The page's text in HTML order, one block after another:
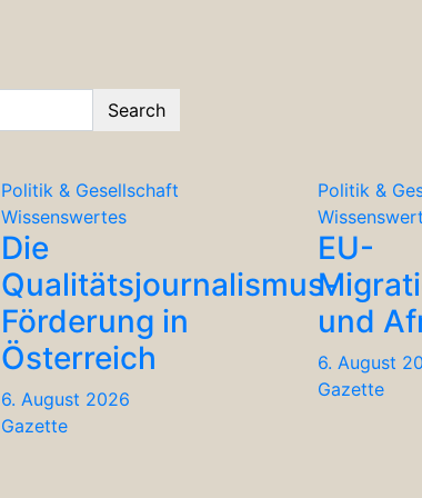
Search
Politik & Gesellschaft
Wissenswertes
Die
Qualitätsjournalismus-
Förderung in
Österreich
6. August 2026
Gazette
Politik &
EU-
und
6. August
Gazette